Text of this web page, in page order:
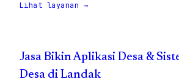
Lihat layanan →
Jasa Bikin Aplikasi Desa &
Desa di Landak